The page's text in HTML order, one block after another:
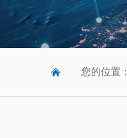
您的位置：